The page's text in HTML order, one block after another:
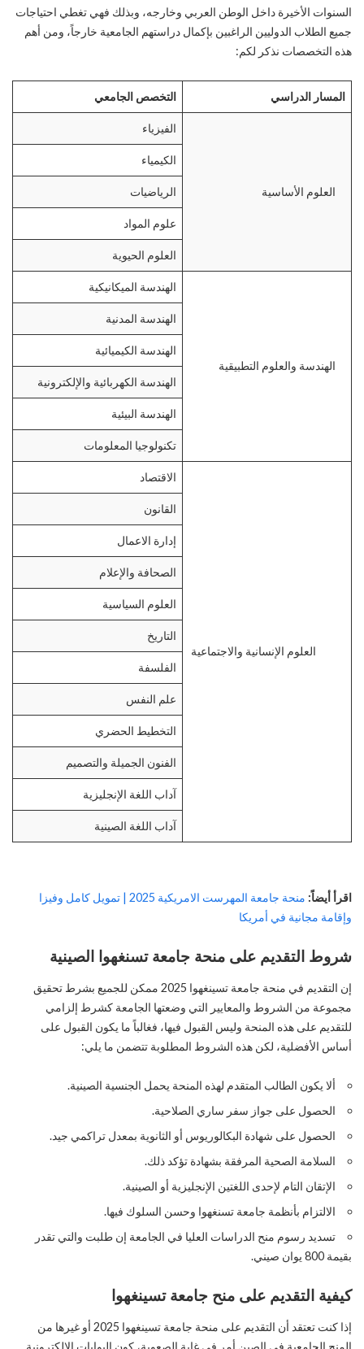
السنوات الأخيرة داخل الوطن العربي وخارجه، وبذلك فهي تغطي احتياجات
جميع الطلاب الدوليين الراغبين بإكمال دراستهم الجامعية خارجاً، ومن أهم
هذه التخصصات نذكر لكم:
المسار الدراسي التخصص الجامعي
العلوم الأساسية
الفيزياء
الكيمياء
الرياضيات
علوم المواد
العلوم الحيوية
الهندسة والعلوم التطبيقية
الهندسة الميكانيكية
الهندسة المدنية
الهندسة الكيميائية
الهندسة الكهربائية والإلكترونية
الهندسة البيئية
تكنولوجيا المعلومات
العلوم الإنسانية والاجتماعية
الاقتصاد
القانون
إدارة الاعمال
الصحافة والإعلام
العلوم السياسية
التاريخ
الفلسفة
علم النفس
التخطيط الحضري
الفنون الجميلة والتصميم
آداب اللغة الإنجليزية
آداب اللغة الصينية
اقرأ أيضاً:
منحة جامعة المهرست الامريكية 2025 | تمويل كامل وفيزا
وإقامة مجانية في أمريكا
شروط التقديم على منحة جامعة تسنغهوا الصينية
إن التقديم في منحة جامعة تسينغهوا 2025 ممكن للجميع بشرط تحقيق
مجموعة من الشروط والمعايير التي وضعتها الجامعة كشرط إلزامي
للتقديم على هذه المنحة وليس القبول فيها، فغالباً ما يكون القبول على
أساس الأفضلية، لكن هذه الشروط المطلوبة تتضمن ما يلي:
ألا يكون الطالب المتقدم لهذه المنحة يحمل الجنسية الصينية.
الحصول على جواز سفر ساري الصلاحية.
الحصول على شهادة البكالوريوس أو الثانوية بمعدل تراكمي جيد.
السلامة الصحية المرفقة بشهادة تؤكد ذلك.
الإتقان التام لإحدى اللغتين الإنجليزية أو الصينية.
الالتزام بأنظمة جامعة تسنغهوا وحسن السلوك فيها.
تسديد رسوم منح الدراسات العليا في الجامعة إن طلبت والتي تقدر
بقيمة 800 يوان صيني.
كيفية التقديم على منح جامعة تسينغهوا
إذا كنت تعتقد أن التقديم على منحة جامعة تسينغهوا 2025 أو غيرها من